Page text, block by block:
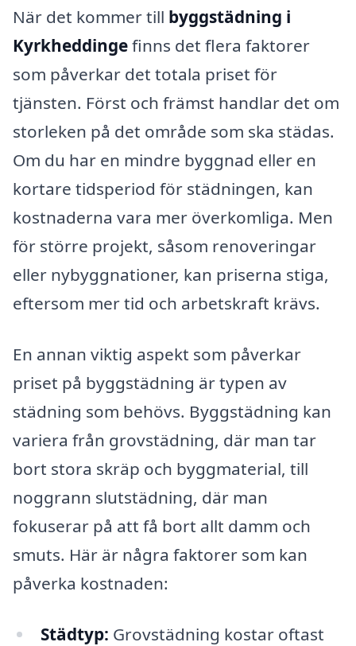
När det kommer till byggstädning i
Kyrkheddingefinns det flera faktorer
som påverkar det totala priset för
tjänsten. Först och främst handlar det om
storleken på det område som ska städas.
Om du har en mindre byggnad eller en
kortare tidsperiod för städningen, kan
kostnaderna vara mer överkomliga. Men
för större projekt, såsom renoveringar
eller nybyggnationer, kan priserna stiga,
eftersom mer tid och arbetskraft krävs.
En annan viktig aspekt som påverkar
priset på byggstädning är typen av
städning som behövs. Byggstädning kan
variera från grovstädning, där man tar
bort stora skräp och byggmaterial, till
noggrann slutstädning, där man
fokuserar på att få bort allt damm och
smuts. Här är några faktorer som kan
påverka kostnaden:
Städtyp: Grovstädning kostar oftast